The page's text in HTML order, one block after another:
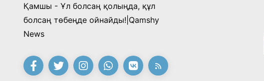
Қамшы - Ұл болсаң қолыңда, құл
болсаң төбеңде ойнайды!|Qamshy
News